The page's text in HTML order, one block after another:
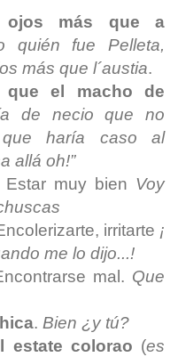
ojos más que a
quién fue Pelleta,
más que l´austia.
que el macho de
de necio que no
haría caso al
allá oh!”
Estar muy bien Voy
irritarte ¡
me lo dijo...!
mal. Que
. Bien ¿y tú?
estate colorao (es